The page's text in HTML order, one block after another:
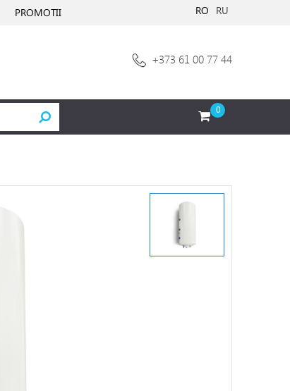
PROMOTII RO RU
+373 61 00 77 44
0